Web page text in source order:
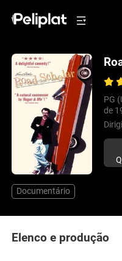
PG
de
Documentário
Elenco e produção